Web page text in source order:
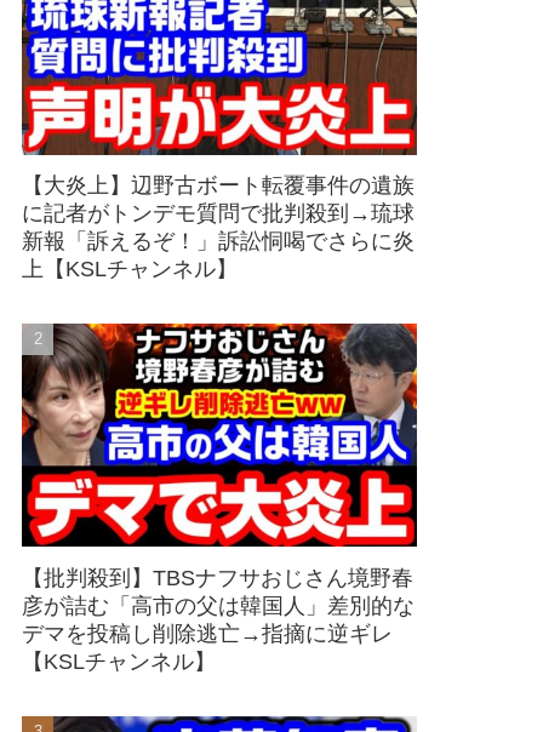
【大炎上】辺野古ボート転覆事件の遺族
に記者がトンデモ質問で批判殺到→琉球
新報「訴えるぞ！」訴訟恫喝でさらに炎
上【KSLチャンネル】
【批判殺到】TBSナフサおじさん境野春
彦が詰む「高市の父は韓国人」差別的な
デマを投稿し削除逃亡→指摘に逆ギレ
【KSLチャンネル】